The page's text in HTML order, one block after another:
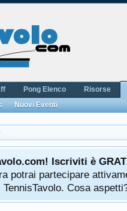
Iscriviti è
potrai partecipare
Cosa
Pong Elenco Risorse
Nuovi Eventi